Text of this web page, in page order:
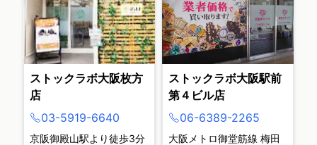
ストックラボ大阪枚方
店
03-5919-6640
京阪御殿山駅より徒歩3分
ストックラボ大阪駅前
第４ビル店
06-6389-2265
大阪メトロ御堂筋線 梅田